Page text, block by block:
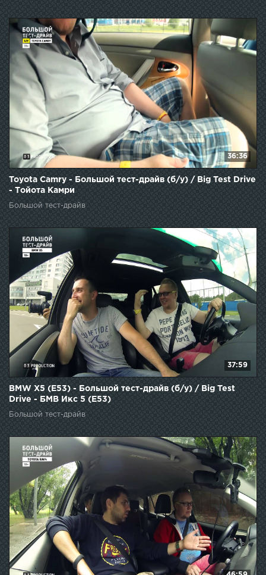
36:36
Toyota Camry - Большой тест-драйв (б/у) / Big Test Drive
- Тойота Камри
Большой тест-драйв
37:59
BMW X5 (E53) - Большой тест-драйв (б/у) / Big Test
Drive - БМВ Икс 5 (Е53)
Большой тест-драйв